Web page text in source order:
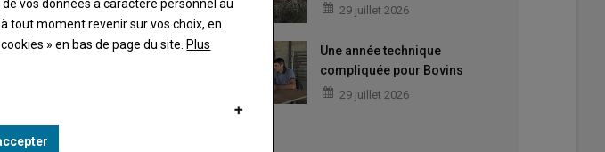
29 juillet 2026
Une année technique
compliquée pour Bovins
Croissance
29 juillet 2026
vos données à caractère personnel au
tout moment revenir sur vos choix, en
» en bas de page du site. Plus